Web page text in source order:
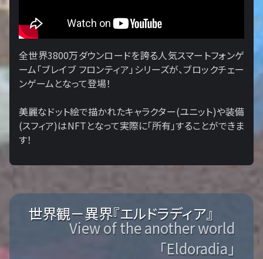
全世界3800万ダウンロードを誇る人気スマートフォンゲ
ーム「ブレイブ フロンティア」シリーズが、ブロックチェー
ンゲームとなって登場！
美麗なドット絵で描かれたキャラクター(ユニット)や装備
(スフィア)はNFTとなって実際に「所有」することができま
す！
世界観－異界『エルドラディア』
View of the another world
「Eldoradia」